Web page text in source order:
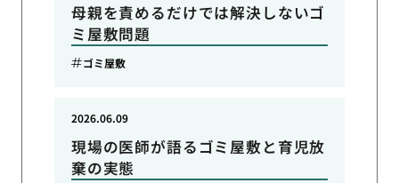
母親を責めるだけでは解決しないゴ
ミ屋敷問題
ゴミ屋敷
現場の医師が語るゴミ屋敷と育児放
棄の実態
2026.06.09